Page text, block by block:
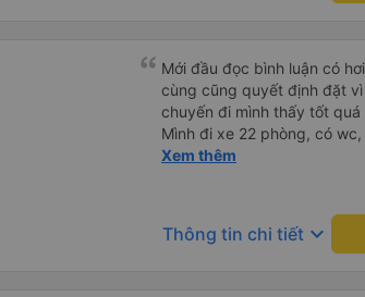
Mới đầu đọc bình luận có
cùng cũng quyết định đặt
chuyến đi mình thấy tốt
Mình đi xe 22 phòng, có
qua của mình như thế này:
chuyện rất dễ thương và
sẽ. - Phòng nằm không
Xem thêm
Thông tin chi tiết keyboard_arrow_down